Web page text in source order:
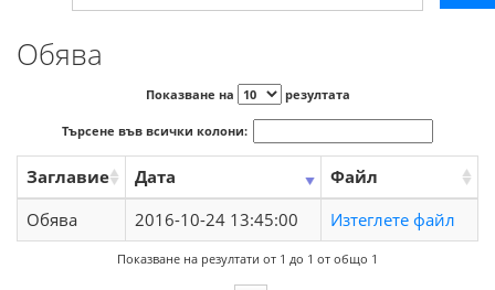
Обява
Показване на резултата
Търсене във всички колони:
Заглавие Дата
Файл
Обява
2016-10-24 13:45:00 Изтеглете файл
Показване на резултати от 1 до 1 от общо 1